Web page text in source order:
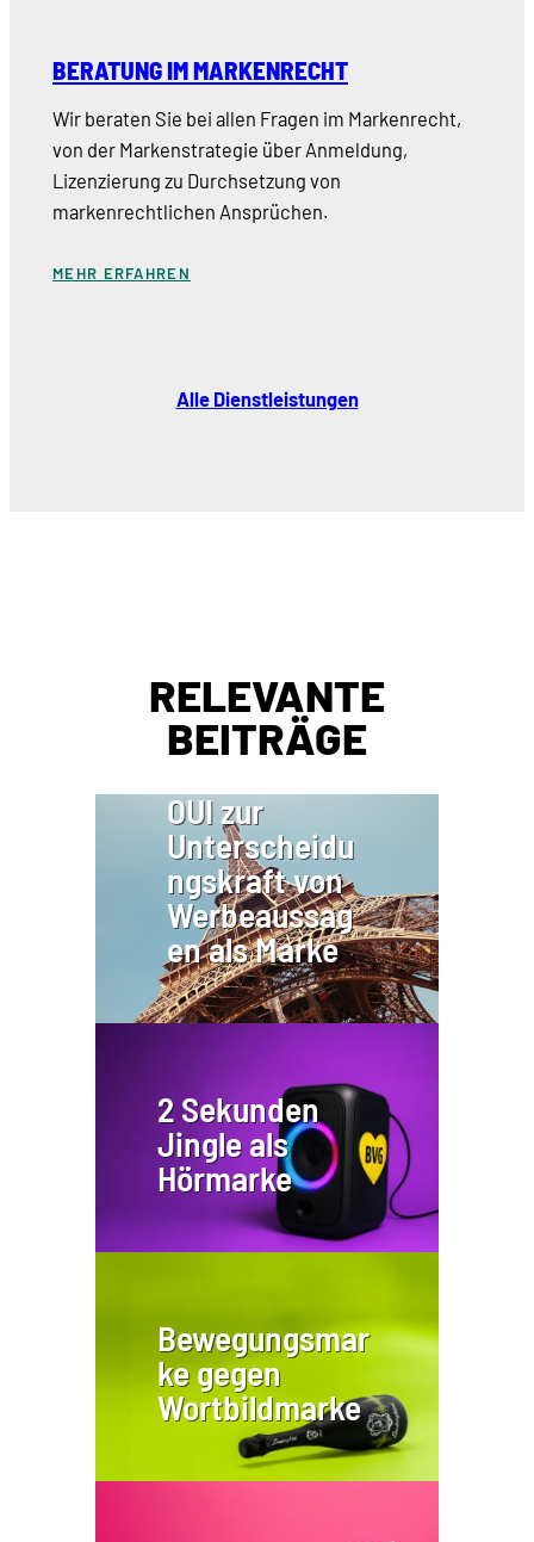
BERATUNG IM MARKENRECHT
Wir beraten Sie bei allen Fragen im Markenrecht,
von der Markenstrategie über Anmeldung,
Lizenzierung zu Durchsetzung von
markenrechtlichen Ansprüchen.
MEHR ERFAHREN
Alle Dienstleistungen
RELEVANTE
BEITRÄGE
OUI zur
Unterscheidu
ngskraft von
Werbeaussag
en als Marke
2 Sekunden
Jingle als
Hörmarke
Bewegungsmar
ke gegen
Wortbildmarke